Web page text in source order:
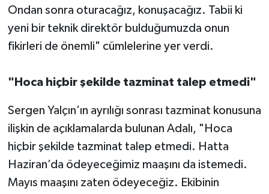
Ondan sonra oturacağız, konuşacağız. Tabii ki
yeni bir teknik direktör bulduğumuzda onun
fikirleri de önemli" cümlelerine yer verdi.
"Hoca hiçbir şekilde tazminat talep etmedi"
Sergen Yalçın’ın ayrılığı sonrası tazminat konusuna
ilişkin de açıklamalarda bulunan Adalı, "Hoca
hiçbir şekilde tazminat talep etmedi. Hatta
Haziran’da ödeyeceğimiz maaşını da istemedi.
Mayıs maaşını zaten ödeyeceğiz. Ekibinin